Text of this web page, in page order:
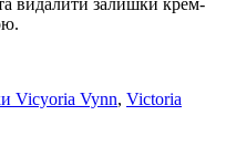
Vicyoria Vynn, Victoria